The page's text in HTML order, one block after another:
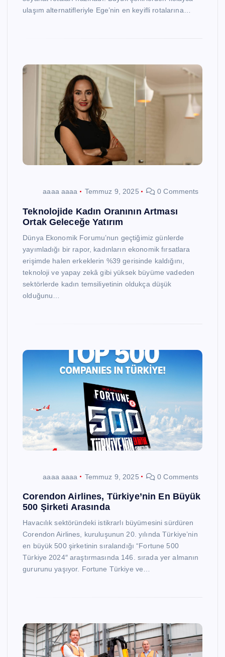
ulaşım alternatifleriyle Ege’nin en keyifli rotalarına…
aaaa aaaa Temmuz 9, 2025 0 Comments
Teknolojide Kadın Oranının Artması
Ortak Geleceğe Yatırım
Dünya Ekonomik Forumu’nun geçtiğimiz günlerde
yayımladığı bir rapor, kadınların ekonomik fırsatlara
erişimde halen erkeklerin %39 gerisinde kaldığını,
teknoloji ve yapay zekâ gibi yüksek büyüme vadeden
sektörlerde kadın temsiliyetinin oldukça düşük
olduğunu…
aaaa aaaa Temmuz 9, 2025 0 Comments
Corendon Airlines, Türkiye’nin En Büyük
500 Şirketi Arasında
Havacılık sektöründeki istikrarlı büyümesini sürdüren
Corendon Airlines, kuruluşunun 20. yılında Türkiye’nin
en büyük 500 şirketinin sıralandığı “Fortune 500
Türkiye 2024″ araştırmasında 146. sırada yer almanın
gururunu yaşıyor. Fortune Türkiye ve…